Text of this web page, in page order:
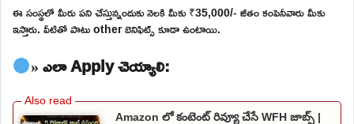
ఈ సంస్థలో మీరు పని చేస్తున్నందుకు నెలకి మీకు ₹35,000/- జీతం కంపెనీవారు మీకు
ఇస్తారు. వీటితో పాటు other బెనిఫిట్స్ కూడా ఉంటాయి.
» ఎలా Apply చెయ్యాలి:
Amazon లో కంటెంట్ రివ్యూ చేసే WFH జాబ్స్ |